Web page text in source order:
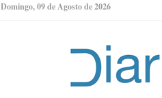
Domingo, 09 de Agosto de 2026